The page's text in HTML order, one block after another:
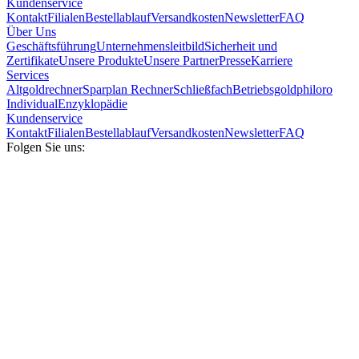
Kundenservice
KontaktFilialenBestellablaufVersandkostenNewsletterFAQ
Über Uns
GeschäftsführungUnternehmensleitbildSicherheit und
ZertifikateUnsere ProdukteUnsere PartnerPresseKarriere
Services
AltgoldrechnerSparplan RechnerSchließfachBetriebsgoldphiloro
IndividualEnzyklopädie
Kundenservice
KontaktFilialenBestellablaufVersandkostenNewsletterFAQ
Folgen Sie uns: